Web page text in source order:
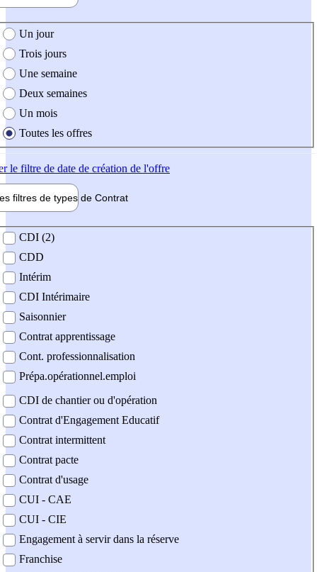
création de l'offre
Un jour
Trois jours
Une semaine
Deux semaines
Un mois
Toutes les offres
le filtre de date de création de l'offre
filtres de types de Contrat
contrat
CDI (2)
CDD
Intérim
CDI Intérimaire
Saisonnier
Contrat apprentissage
Cont. professionnalisation
Prépa.opérationnel.emploi
CDI de chantier ou d'opération
Contrat d'Engagement Educatif
Contrat intermittent
Contrat pacte
Contrat d'usage
CUI - CAE
CUI - CIE
Engagement à servir dans la réserve
Franchise